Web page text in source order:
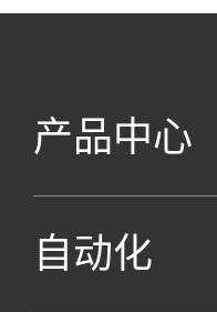
产品中心
自动化